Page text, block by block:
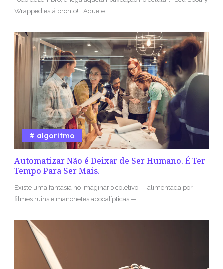
Wrapped está pronto!”. Aquele...
Automatizar Não é Deixar de Ser Humano. É Ter
Tempo Para Ser Mais.
algoritmo
Existe uma fantasia no imaginário coletivo — alimentada por
filmes ruins e manchetes apocalípticas —...